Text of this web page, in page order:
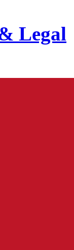
Legal